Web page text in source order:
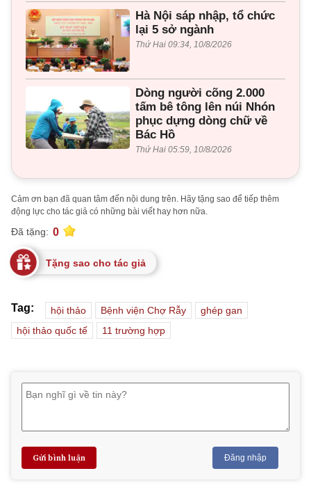
Hà Nội sáp nhập, tổ chức
lại 5 sở ngành
Thứ Hai 09:34, 10/8/2026
Dòng người cõng 2.000
tấm bê tông lên núi Nhón
phục dựng dòng chữ về
Bác Hồ
Thứ Hai 05:59, 10/8/2026
Cảm ơn bạn đã quan tâm đến nội dung trên. Hãy tặng sao để tiếp thêm
động lực cho tác giả có những bài viết hay hơn nữa.
Đã tặng: 0
Tặng sao cho tác giả
Tag: hội thảo Bệnh viện Chợ Rẫy
ghép gan
hội thảo quốc tế
11 trường hợp
Gửi bình luận Đăng nhập